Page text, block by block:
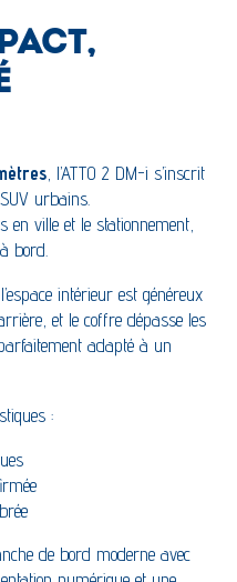
, l’ATTO 2 DM-i s’inscrit
urbains.
en ville et le stationnement,
bord.
intérieur est généreux
et le coffre dépasse les
adapté à un
:
de bord moderne avec